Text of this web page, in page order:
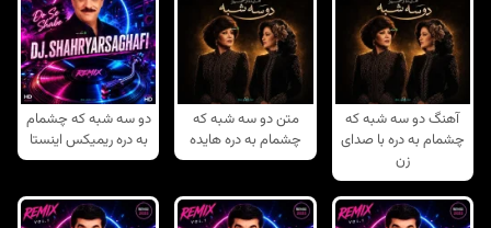
آهنگ دو سه شبه که
چشمام به دره با صدای
زن
متن دو سه شبه که
چشمام به دره هایده
دو سه شبه که چشمام
به دره ریمیکس اینستا